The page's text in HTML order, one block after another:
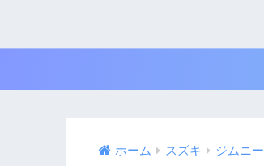
ホーム スズキ ジムニー